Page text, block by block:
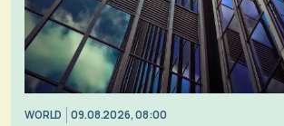
WORLD 09.08.2026, 08:00